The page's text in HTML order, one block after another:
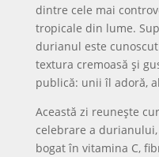
dintre cele mai
tropicale din lume.
durianul este
textura cremoasă și
publică: unii îl adoră,
Această zi reunește
celebrare a
bogat în vitamina C,